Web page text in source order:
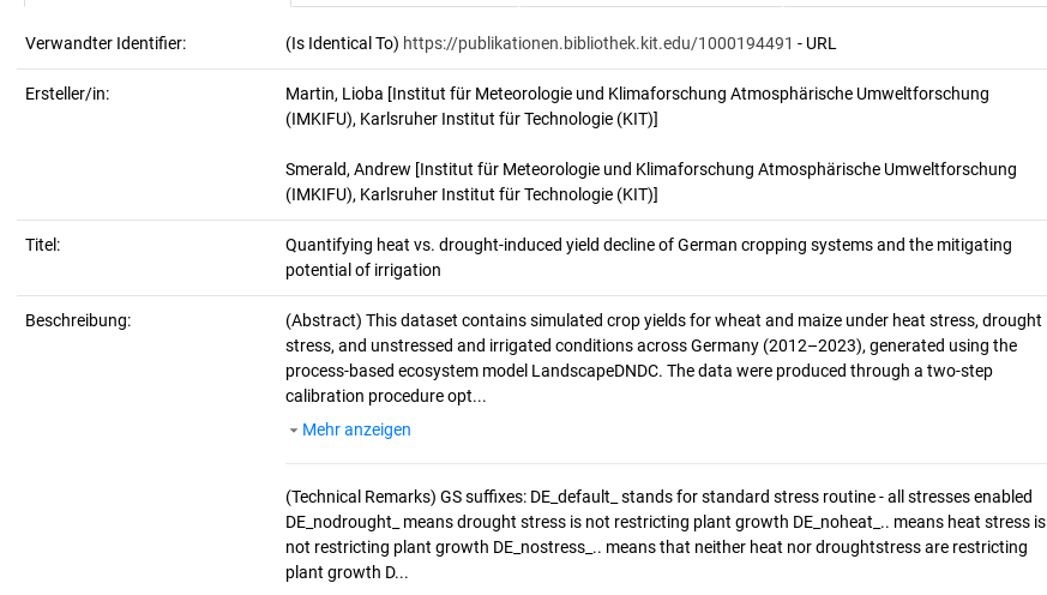
Verwandter Identifier: (Is Identical To) https://publikationen.bibliothek.kit.edu/1000194491 - URL
Ersteller/in: Martin, Lioba [Institut für Meteorologie und Klimaforschung Atmosphärische Umweltforschung
(IMKIFU), Karlsruher Institut für Technologie (KIT)]
Smerald, Andrew [Institut für Meteorologie und Klimaforschung Atmosphärische Umweltforschung
(IMKIFU), Karlsruher Institut für Technologie (KIT)]
Titel:
Quantifying heat vs. drought-induced yield decline of German cropping systems and the mitigating
potential of irrigation
Beschreibung: (Abstract) This dataset contains simulated crop yields for wheat and maize under heat stress, drought
stress, and unstressed and irrigated conditions across Germany (2012–2023), generated using the
process-based ecosystem model LandscapeDNDC. The data were produced through a two-step
calibration procedure opt...
Mehr anzeigen
(Technical Remarks) GS suffixes: DE_default_ stands for standard stress routine - all stresses enabled
DE_nodrought_ means drought stress is not restricting plant growth DE_noheat_.. means heat stress is
not restricting plant growth DE_nostress_.. means that neither heat nor droughtstress are restricting
plant growth D...